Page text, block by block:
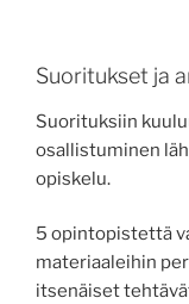
Suoritukset ja
Suorituksiin
osallistuminen
opiskelu.
5 opintopistettä
materiaaleihin
itsenäiset